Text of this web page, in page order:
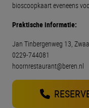
bioscoopkaart eveneens
Praktische informatie:
Jan Tinbergenweg 13,
0229-744081
hoornrestaurant@beren.nl